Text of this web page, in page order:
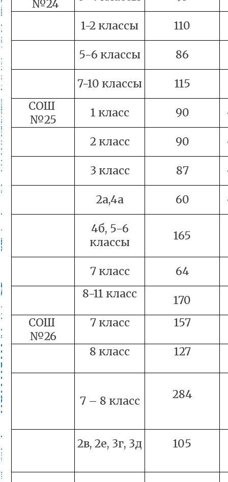
№24
1-2 классы 110
5-6 классы 86
7-10 классы
115
СОШ
№25
1 класс 90
2 класс 90
3 класс 87
2а,4а 60
4б, 5-6
классы
165
7 класс
64
8-11 класс
170
СОШ
№26
7 класс 157
8 класс 127
7 – 8 класс 284
2в, 2е, 3г, 3д 105